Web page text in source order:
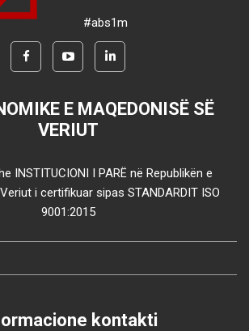
#abs1m
E MAQEDONISË SË
VERIUT
INSTITUCIONI I PARË në Republikën e
i certifikuar sipas STANDARDIT ISO
9001:2015
kontakti